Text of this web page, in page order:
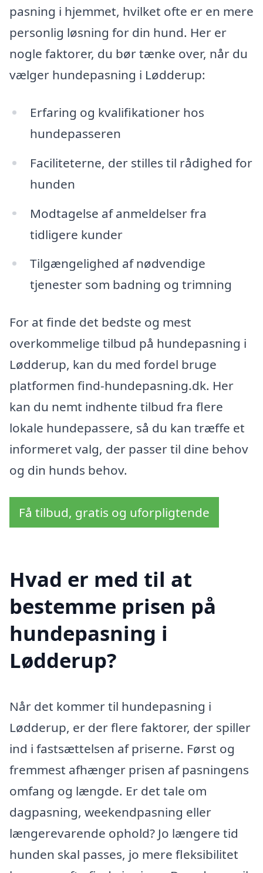
pasning i hjemmet, hvilket ofte er en mere
personlig løsning for din hund. Her er
nogle faktorer, du bør tænke over, når du
vælger hundepasning i Lødderup:
Erfaring og kvalifikationer hos
hundepasseren
Faciliteterne, der stilles til rådighed for
hunden
Modtagelse af anmeldelser fra
tidligere kunder
Tilgængelighed af nødvendige
tjenester som badning og trimning
For at finde det bedste og mest
overkommelige tilbud på hundepasning i
Lødderup, kan du med fordel bruge
platformen find-hundepasning.dk. Her
kan du nemt indhente tilbud fra flere
lokale hundepassere, så du kan træffe et
informeret valg, der passer til dine behov
og din hunds behov.
Få tilbud, gratis og uforpligtende
Hvad er med til at
bestemme prisen på
hundepasning i
Lødderup?
Når det kommer til hundepasning i
Lødderup, er der flere faktorer, der spiller
ind i fastsættelsen af priserne. Først og
fremmest afhænger prisen af pasningens
omfang og længde. Er det tale om
dagpasning, weekendpasning eller
længerevarende ophold? Jo længere tid
hunden skal passes, jo mere fleksibilitet